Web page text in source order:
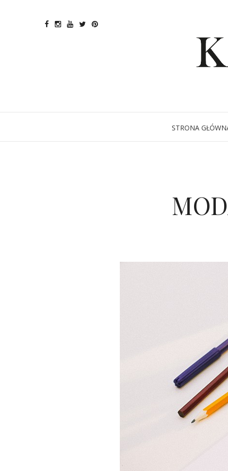
STRONA